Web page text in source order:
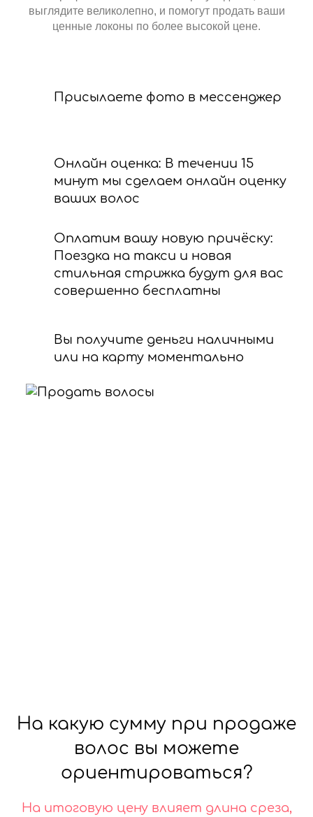
выглядите великолепно, и помогут продать ваши
ценные локоны по более высокой цене.
Присылаете фото в мессенджер
Онлайн оценка: В течении 15
минут мы сделаем онлайн оценку
ваших волос
Оплатим вашу новую причёску:
Поездка на такси и новая
стильная стрижка будут для вас
совершенно бесплатны
Вы получите деньги наличными
или на карту моментально
На какую сумму при продаже
волос вы можете
ориентироваться?
На итоговую цену влияет длина среза,